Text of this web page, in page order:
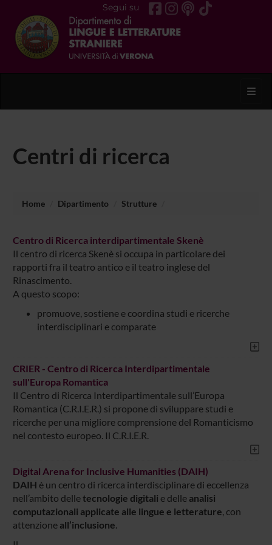
Segui su
Centri di ricerca
Home Dipartimento Strutture
Centro di Ricerca interdipartimentale Skenè
Il centro di ricerca Skenè si occupa in particolare dei
rapporti fra il teatro antico e il teatro inglese del
Rinascimento.
A questo scopo:
promuove, sostiene e coordina studi e ricerche
interdisciplinari e comparate
CRIER - Centro di Ricerca Interdipartimentale
sull'Europa Romantica
Il Centro di Ricerca Interdipartimentale sull’Europa
Romantica (C.R.I.E.R.) si propone di sviluppare studi e
ricerche per una migliore comprensione del Romanticismo
nel contesto europeo. Il C.R.I.E.R.
Digital Arena for Inclusive Humanities (DAIH)
DAIH è un centro di ricerca interdisciplinare di eccellenza
nell’ambito delletecnologie digitali e delle analisi
computazionali applicate alle lingue e letterature, con
attenzione all’inclusione.